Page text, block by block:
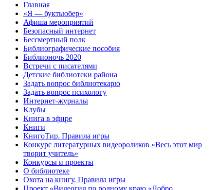
Главная
«Я — буктьюбер»
Афиша мероприятий
Безопасный интернет
Бессмертный полк
Библиографические пособия
Библионочь 2020
Встречи с писателями
Детские библиотеки района
Задать вопрос библиотекарю
Задать вопрос психологу
Интернет-журналы
Клубы
Книга в эфире
Книги
КнигоТир. Правила игры
Конкурс литературных видеороликов «Весь этот мир
творит учитель»
Конкурсы и проекты
О библиотеке
Охота на книгу. Правила игры